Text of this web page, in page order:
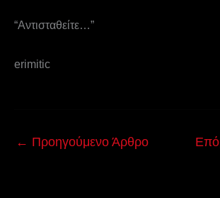
“Αντισταθείτε…”
erimitic
← Προηγούμενο Άρθρο